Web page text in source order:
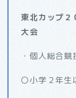
東北カップ
大会
・個人総合
〇小学２年生